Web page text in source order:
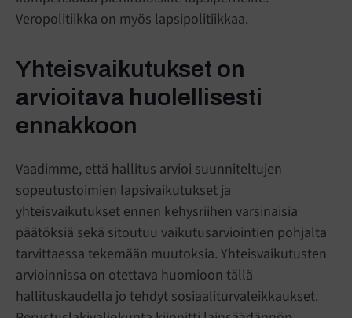
Veropolitiikka on myös lapsipolitiikkaa.
Yhteisvaikutukset on
arvioitava huolellisesti
ennakkoon
Vaadimme, että hallitus arvioi suunniteltujen
sopeutustoimien lapsivaikutukset ja
yhteisvaikutukset ennen kehysriihen varsinaisia
päätöksiä sekä sitoutuu vaikutusarviointien pohjalta
tarvittaessa tekemään muutoksia. Yhteisvaikutusten
arvioinnissa on otettava huomioon tällä
hallituskaudella jo tehdyt sosiaaliturvaleikkaukset.